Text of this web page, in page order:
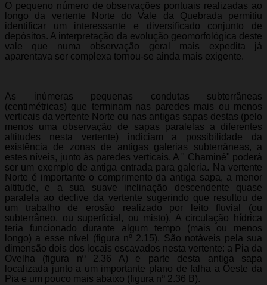
O pequeno número de observações pontuais realizadas ao
longo da vertente Norte do Vale da Quebrada permitiu
identificar um interessante e diversificado conjunto de
depósitos. A interpretação da evolução geomorfológica deste
vale que numa observação geral mais expedita já
aparentava ser complexa tornou-se ainda mais exigente.
As inúmeras pequenas condutas subterrâneas
(centimétricas) que terminam nas paredes mais ou menos
verticais da vertente Norte ou nas antigas sapas destas (pelo
menos uma observação de sapas paralelas a diferentes
altitudes nesta vertente) indiciam a possibilidade da
existência de zonas de antigas galerias subterrâneas, a
estes níveis, junto às paredes verticais. A " Chaminé" poderá
ser um exemplo de antiga entrada para galeria. Na vertente
Norte é importante o comprimento da antiga sapa, a menor
altitude, e a sua suave inclinação descendente quase
paralela ao declive da vertente sugerindo que resultou de
um trabalho de erosão realizado por leito fluvial (ou
subterrâneo, ou superficial, ou misto). A circulação hídrica
teria funcionado durante algum tempo (mais ou menos
longo) a esse nível (figura nº 2.15). São notáveis pela sua
dimensão dois dos locais escavados nesta vertente: a Pia da
Ovelha (figura nº 2.36 A) e parte desta antiga sapa
localizada junto a um importante plano de falha a Oeste da
Pia e um pouco mais abaixo (figura nº 2.36 B).